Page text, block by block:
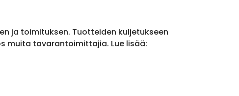
ja toimituksen. Tuotteiden kuljetukseen
muita tavarantoimittajia. Lue lisää: